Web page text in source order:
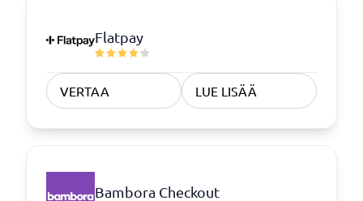
Flatpay
VERTAA LUE LISÄÄ
Bambora Checkout